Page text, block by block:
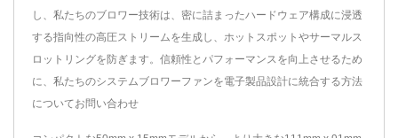
し、私たちのブロワー技術は、密に詰まったハードウェア構成に浸透
する指向性の高圧ストリームを生成し、ホットスポットやサーマルス
ロットリングを防ぎます。信頼性とパフォーマンスを向上させるため
に、私たちのシステムブロワーファンを電子製品設計に統合する方法
についてお問い合わせ